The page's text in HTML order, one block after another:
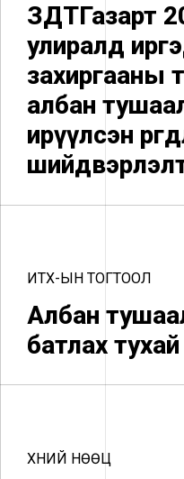
ЗДТГазарт
улиралд
захиргааны
албан
ирүүлсэн
ИТХ-ЫН ТОГТООЛ
Албан
батлах тухай
ХҮНИЙ НӨӨЦ